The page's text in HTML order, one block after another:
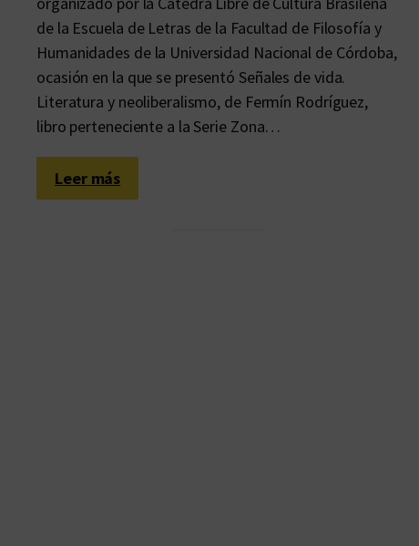
de la Escuela de Letras de la Facultad de Filosofía y
Humanidades de la Universidad Nacional de Córdoba,
ocasión en la que se presentó Señales de vida.
Literatura y neoliberalismo, de Fermín Rodríguez,
libro perteneciente a la Serie Zona…
Leer más:
U